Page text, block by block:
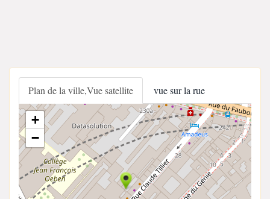
Plan de la ville,Vue satellite vue sur la rue
+
−